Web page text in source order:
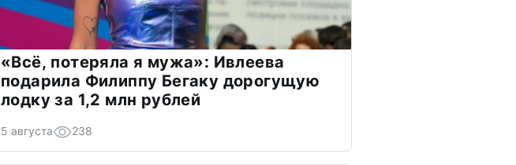
«Всё, потеряла я мужа»: Ивлеева
подарила Филиппу Бегаку дорогущую
лодку за 1,2 млн рублей
5 августа 238